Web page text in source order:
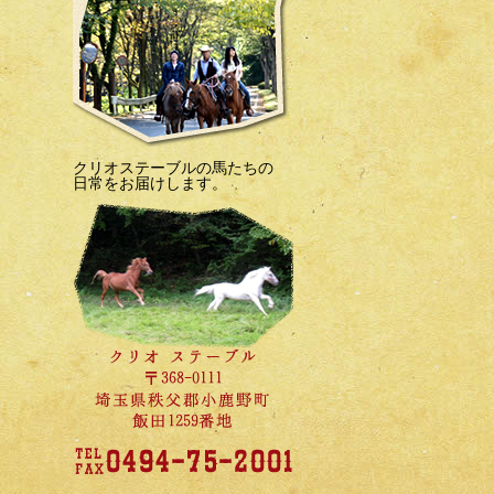
クリオステーブルの馬たちの
日常をお届けします。